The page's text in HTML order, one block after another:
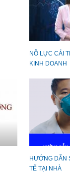
NỖ LỰC CẢI
KINH DOANH
HƯỚNG DẪN
TẾ TẠI NHÀ